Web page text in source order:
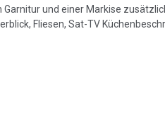
und einer Markise
Fliesen, Sat-TV